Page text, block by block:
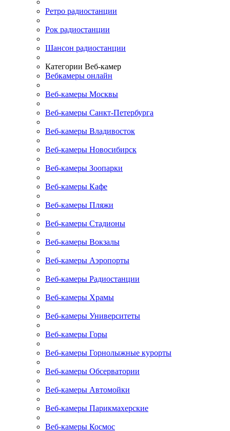
Ретро радиостанции
Рок радиостанции
Шансон радиостанции
Категории Веб-камер
Вебкамеры онлайн
Веб-камеры Москвы
Веб-камеры Санкт-Петербурга
Веб-камеры Владивосток
Веб-камеры Новосибирск
Веб-камеры Зоопарки
Веб-камеры Кафе
Веб-камеры Пляжи
Веб-камеры Стадионы
Веб-камеры Вокзалы
Веб-камеры Аэропорты
Веб-камеры Радиостанции
Веб-камеры Храмы
Веб-камеры Университеты
Веб-камеры Горы
Веб-камеры Горнолыжные курорты
Веб-камеры Обсерватории
Веб-камеры Автомойки
Веб-камеры Парикмахерские
Веб-камеры Космос